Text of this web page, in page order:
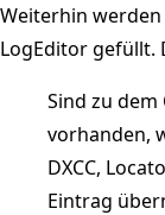
Weiterhin
LogEditor gefüllt.
Sind zu
vorhanden,
DXCC,
Eintrag